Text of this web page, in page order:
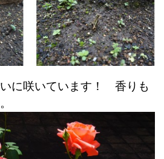
に咲いています！ 香りも